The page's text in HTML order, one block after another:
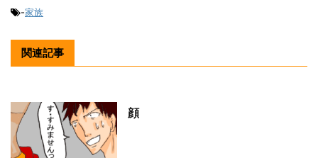
-家族
関連記事
顔